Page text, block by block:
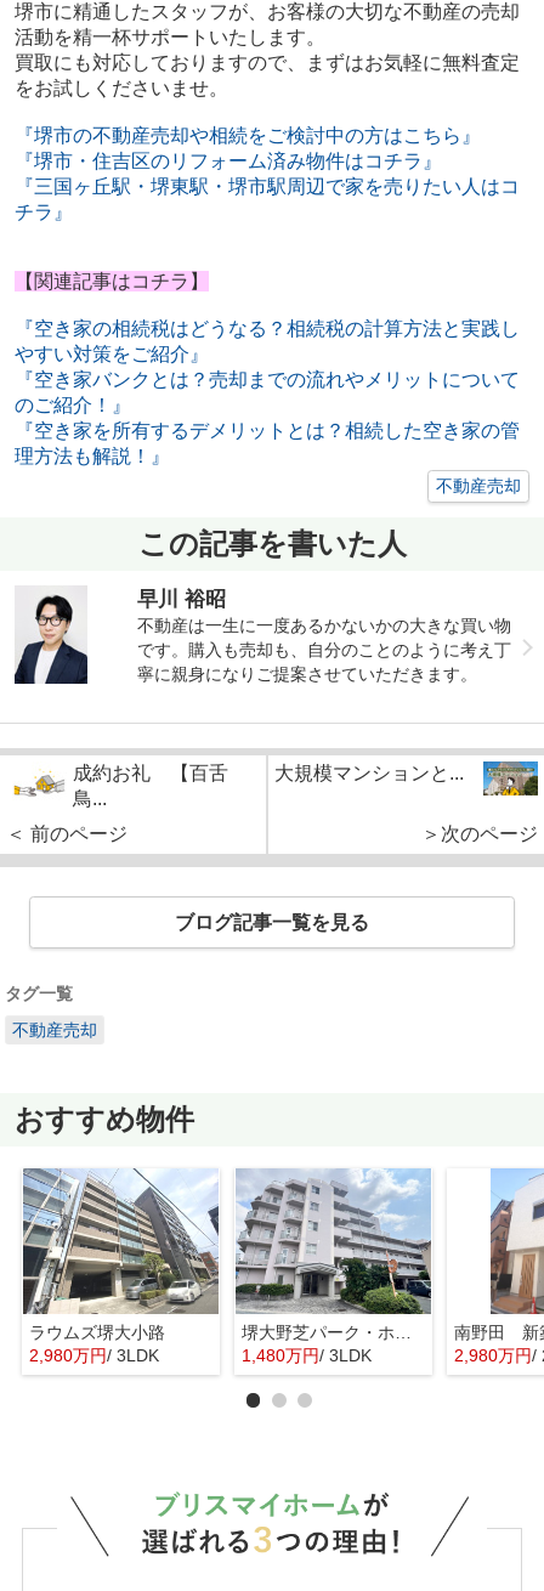
堺市に精通したスタッフが、お客様の大切な不動産の売却
活動を精一杯サポートいたします。
買取にも対応しておりますので、まずはお気軽に無料査定
をお試しくださいませ。
『堺市の不動産売却や相続をご検討中の方はこちら』
『堺市・住吉区のリフォーム済み物件はコチラ』
『三国ヶ丘駅・堺東駅・堺市駅周辺で家を売りたい人はコ
チラ』
【関連記事はコチラ】
『空き家の相続税はどうなる？相続税の計算方法と実践し
やすい対策をご紹介』
『空き家バンクとは？売却までの流れやメリットについて
のご紹介！』
『空き家を所有するデメリットとは？相続した空き家の管
理方法も解説！』
不動産売却
この記事を書いた人
早川 裕昭
不動産は一生に一度あるかないかの大きな買い物
です。購入も売却も、自分のことのように考え丁
寧に親身になりご提案させていただきます。
成約お礼 【百舌
鳥...
＜ 前のページ
大規模マンションと...
＞次のページ
ブログ記事一覧を見る
タグ一覧
不動産売却
おすすめ物件
ラウムズ堺大小路
2,980万円/ 3LDK
堺大野芝パーク・ホームズ
1,480万円/ 3LDK
南野田 新
2,980万円/